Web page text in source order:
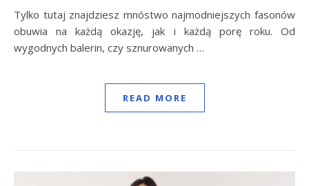
Tylko tutaj znajdziesz mnóstwo najmodniejszych fasonów
obuwia na każdą okazję, jak i każdą porę roku. Od
wygodnych balerin, czy sznurowanych …
READ MORE